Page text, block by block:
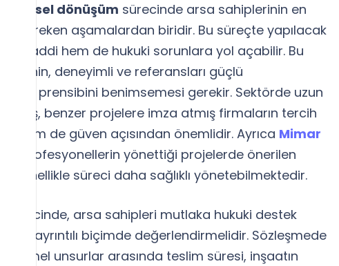
kentsel dönüşüm sürecinde arsa sahiplerinin en
gereken aşamalardan biridir. Bu süreçte yapılacak
maddi hem de hukuki sorunlara yol açabilir. Bu
deneyimli ve referansları güçlü
prensibini benimsemesi gerekir. Sektörde uzun
benzer projelere imza atmış firmaların tercih
hem de güven açısından önemlidir. Ayrıca Mimar
gibi profesyonellerin yönettiği projelerde önerilen
genellikle süreci daha sağlıklı yönetebilmektedir.
sürecinde, arsa sahipleri mutlaka hukuki destek
ayrıntılı biçimde değerlendirmelidir. Sözleşmede
temel unsurlar arasında teslim süresi, inşaatın